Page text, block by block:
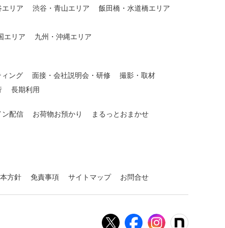
エリア 渋谷・青山エリア
飯田橋・水道橋エリア
エリア 九州・沖縄エリア
ング 面接・会社説明会・研修
撮影・取材
長期利用
ン配信 お荷物お預かり
まるっとおまかせ
方針 免責事項 サイトマップ お問合せ